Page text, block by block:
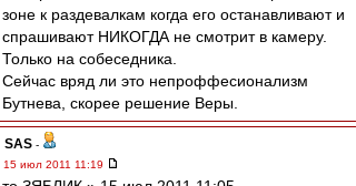
зоне к раздевалкам когда его останавливают и
спрашивают НИКОГДА не смотрит в камеру.
Только на собеседника.
Сейчас вряд ли это непроффесионализм
Бутнева, скорее решение Веры.
SAS -
15 июл 2011 11:19